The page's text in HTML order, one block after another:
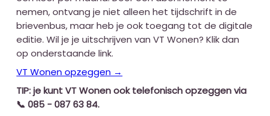
nemen, ontvang je niet alleen het tijdschrift in de
brievenbus, maar heb je ook toegang tot de digitale
editie. Wil je je uitschrijven van VT Wonen? Klik dan
op onderstaande link.
VT Wonen opzeggen →
TIP: je kunt VT Wonen ook telefonisch opzeggen via
📞 085 - 087 63 84.